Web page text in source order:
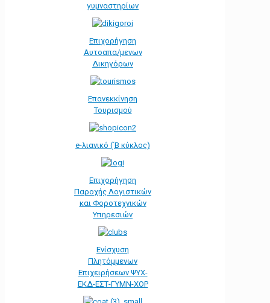
γυμναστηρίων
Επιχορήγηση
Αυτοαπα/μενων
Δικηγόρων
Επανεκκίνηση
Τουρισμού
e-λιανικό (΄Β κύκλος)
Επιχορήγηση
Παροχής Λογιστικών
και Φοροτεχνικών
Υπηρεσιών
Ενίσχυση
Πλητόμμενων
Επιχειρήσεων ΨΥΧ-
ΕΚΔ-ΕΣΤ-ΓΥΜΝ-ΧΟΡ